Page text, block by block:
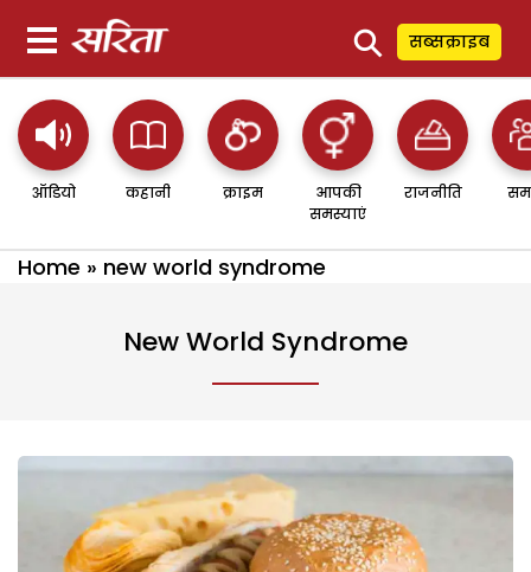
⚲ सब्सक्राइब
ऑडियो कहानी क्राइम
आपकी
समस्याएं
राजनीति
Home » new world syndrome
New World Syndrome